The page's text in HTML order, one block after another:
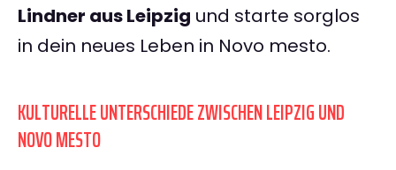
Lindner aus Leipzig und starte sorglos
in dein neues Leben in Novo mesto.
KULTURELLE UNTERSCHIEDE ZWISCHEN LEIPZIG UND
NOVO MESTO